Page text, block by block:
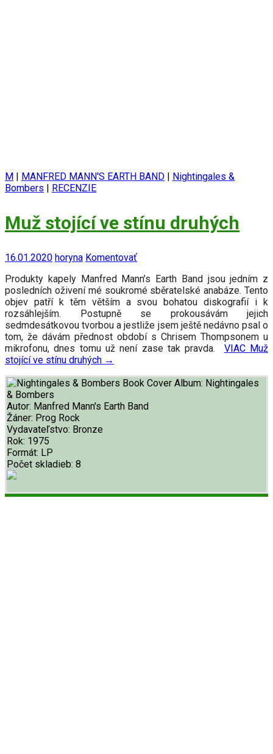
M MANFRED MANN'S EARTH BAND
Nightingales &
Bombers
RECENZIE
Muž stojící ve stínu druhých
16.01.2020 horyna Komentovať
Produkty kapely Manfred Mann’s Earth Band jsou jedním z
posledních oživení mé soukromé sběratelské anabáze. Tento
objev patří k těm větším a svou bohatou diskografií i k
rozsáhlejším. Postupně se prokousávám jejich
sedmdesátkovou tvorbou a jestliže jsem ještě nedávno psal o
tom, že dávám přednost období s Chrisem Thompsonem u
mikrofonu, dnes tomu už není zase tak pravda.
VIAC Muž
stojící ve stínu druhých →
Album: Nightingales
& Bombers
Autor: Manfred Mann's Earth Band
Žáner: Prog Rock
Vydavateľstvo: Bronze
Rok: 1975
Formát: LP
Počet skladieb: 8